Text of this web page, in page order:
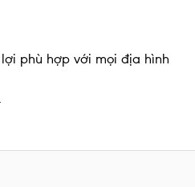
phù hợp với mọi địa hình